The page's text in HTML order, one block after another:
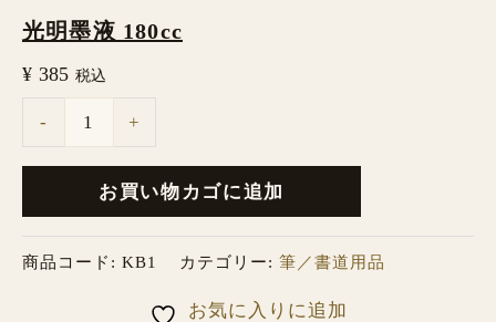
光明墨液 180cc
¥ 385 税込
- +
お買い物カゴに追加
商品コード: KB1 カテゴリー: 筆／書道用品
お気に入りに追加